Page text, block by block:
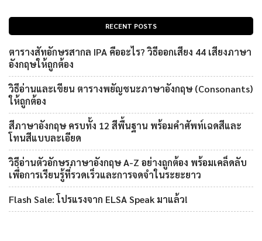
RECENT POSTS
ตารางสัทอักษรสากล IPA คืออะไร? วิธีออกเสียง 44 เสียงภาษา
อังกฤษให้ถูกต้อง
วิธีอ่านและเขียน ตารางพยัญชนะภาษาอังกฤษ (Consonants)
ให้ถูกต้อง
สีภาษาอังกฤษ ครบทั้ง 12 สีพื้นฐาน พร้อมคำศัพท์เฉดสีและ
โทนสีแบบละเอียด
วิธีอ่านตัวอักษรภาษาอังกฤษ A-Z อย่างถูกต้อง พร้อมเคล็ดลับ
เพื่อการเรียนรู้ที่รวดเร็วและการจดจำในระยะยาว
Flash Sale: โปรแรงจาก ELSA Speak มาแล้ว!